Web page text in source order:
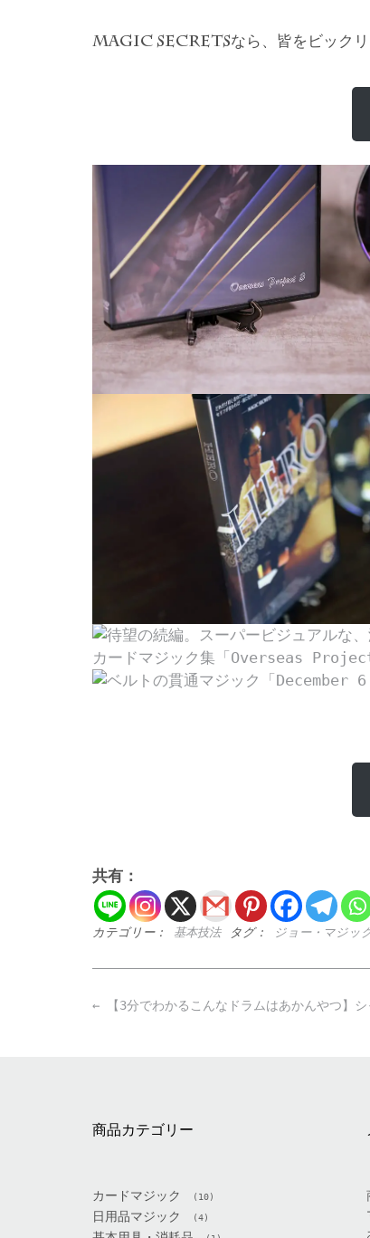
MAGIC SECRETSなら、皆をビック
共有：
カテゴリー： 基本技法 タグ： ジョー・マジッ
Post
← 【3分でわかるこんなドラムはあかんやつ】
商品カテゴリー
カードマジック (10)
日用品マジック (4)